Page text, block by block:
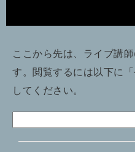
ここから先は、ライブ講
す。閲覧するには以下に
してください。